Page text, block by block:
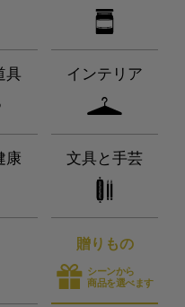
具 インテリア
康 文具と手芸
贈りもの
シーンから
商品を選べます